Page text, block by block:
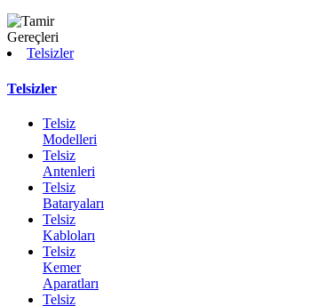
Telsizler
Telsizler
Telsiz
Modelleri
Telsiz
Antenleri
Telsiz
Bataryaları
Telsiz
Kabloları
Telsiz
Kemer
Aparatları
Telsiz